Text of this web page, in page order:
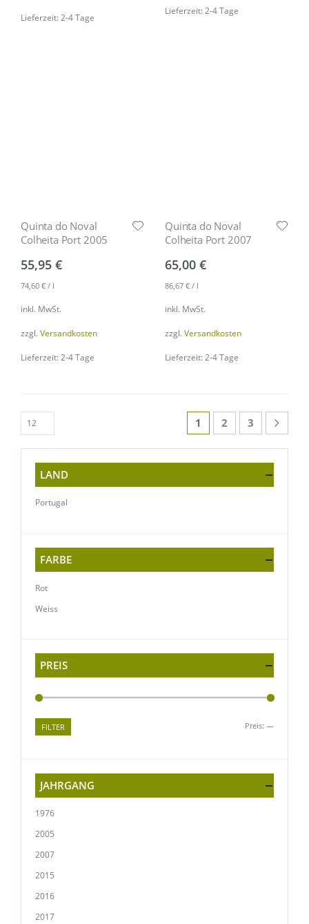
Lieferzeit: 2-4 Tage
Lieferzeit: 2-4 Tage
Quinta do Noval
Colheita Port 2005
55,95 €
74,60 € / l
inkl. MwSt.
zzgl. Versandkosten
Lieferzeit: 2-4 Tage
Quinta do Noval
Colheita Port 2007
65,00 €
86,67 € / l
inkl. MwSt.
zzgl. Versandkosten
Lieferzeit: 2-4 Tage
1 2 3
LAND
Portugal
FARBE
Rot
Weiss
PREIS
FILTER Preis: —
JAHRGANG
1976
2005
2007
2015
2016
2017